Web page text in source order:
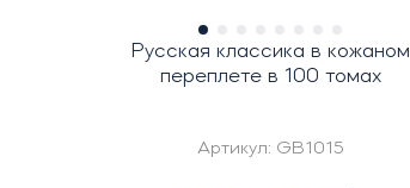
Русская классика в кожаном
переплете в 100 томах
Артикул: GB1015